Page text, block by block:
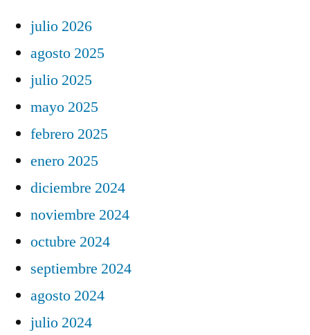
julio 2026
agosto 2025
julio 2025
mayo 2025
febrero 2025
enero 2025
diciembre 2024
noviembre 2024
octubre 2024
septiembre 2024
agosto 2024
julio 2024